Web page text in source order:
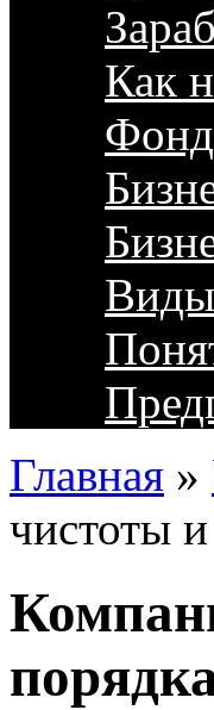
Как
Виды
Главная »
чистоты